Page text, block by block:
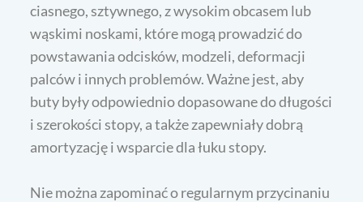
ciasnego, sztywnego, z wysokim obcasem lub
wąskimi noskami, które mogą prowadzić do
powstawania odcisków, modzeli, deformacji
palców i innych problemów. Ważne jest, aby
buty były odpowiednio dopasowane do długości
i szerokości stopy, a także zapewniały dobrą
amortyzację i wsparcie dla łuku stopy.
Nie można zapominać o regularnym przycinaniu